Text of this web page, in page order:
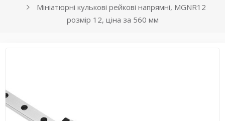
Мініатюрні кулькові рейкові напрямні, MGNR12
розмір 12, ціна за 560 мм